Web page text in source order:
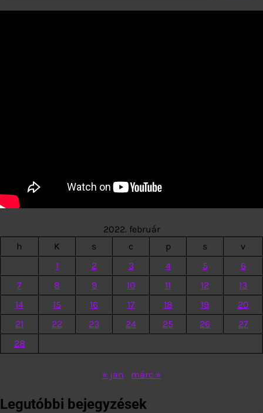
2022. február
h
K s c p s
v
1
2 3 4 5
6
7
8 9 10 11 12
13
14
15 16 17 18 19
20
21
22 23 24 25 26
27
28
« jan márc »
Legutóbbi bejegyzések